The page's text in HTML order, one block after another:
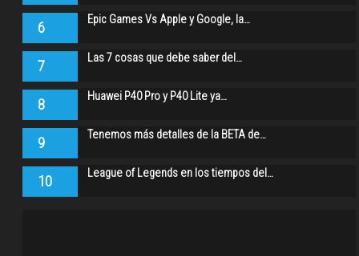
6 Epic Games Vs Apple y Google, la…
7 Las 7 cosas que debe saber del…
8 Huawei P40 Pro y P40 Lite ya…
9 Tenemos más detalles de la BETA de…
10 League of Legends en los tiempos del…